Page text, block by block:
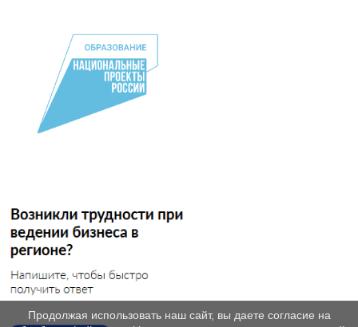
Продолжая использовать наш сайт, вы даете согласие на